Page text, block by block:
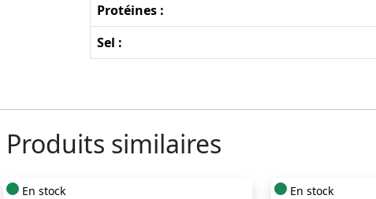
Protéines :
Sel :
Produits similaires
En stock En stock